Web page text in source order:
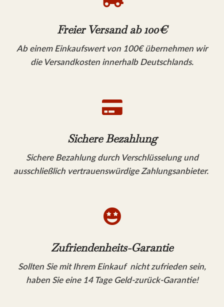
Freier Versand ab 100€
Ab einem Einkaufswert von 100€ übernehmen wir
die Versandkosten innerhalb Deutschlands.

Sichere Bezahlung
Sichere Bezahlung durch Verschlüsselung und
ausschließlich vertrauenswürdige Zahlungsanbieter.

Zufriendenheits-Garantie
Sollten Sie mit Ihrem Einkauf nicht zufrieden sein,
haben Sie eine 14 Tage Geld-zurück-Garantie!